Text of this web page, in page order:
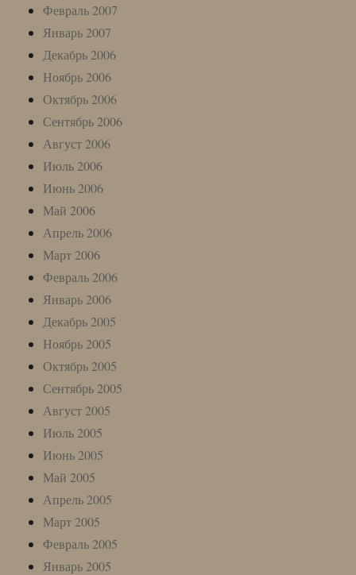
Февраль 2007
Январь 2007
Декабрь 2006
Ноябрь 2006
Октябрь 2006
Сентябрь 2006
Август 2006
Июль 2006
Июнь 2006
Май 2006
Апрель 2006
Март 2006
Февраль 2006
Январь 2006
Декабрь 2005
Ноябрь 2005
Октябрь 2005
Сентябрь 2005
Август 2005
Июль 2005
Июнь 2005
Май 2005
Апрель 2005
Март 2005
Февраль 2005
Январь 2005